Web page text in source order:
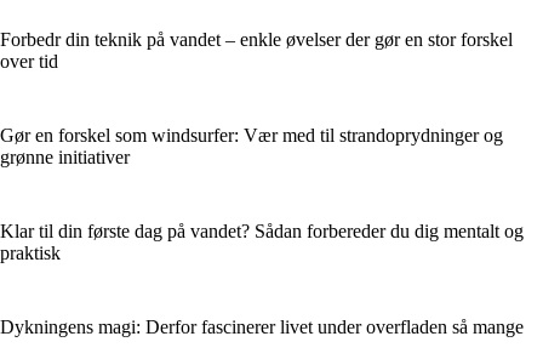
Forbedr din teknik på vandet – enkle øvelser der gør en stor forskel
over tid
Gør en forskel som windsurfer: Vær med til strandoprydninger og
grønne initiativer
Klar til din første dag på vandet? Sådan forbereder du dig mentalt og
praktisk
Dykningens magi: Derfor fascinerer livet under overfladen så mange